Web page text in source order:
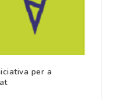
per a